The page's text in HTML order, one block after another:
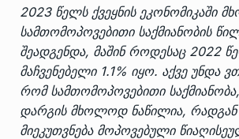
2023 წელს ქვეყნის ეკონომიკაში
სამთომოპოვებითი საქმიანობის
შეადგენდა, მაშინ როდესაც 2022
მაჩვენებელი 1.1% იყო. აქვე უნდა
რომ სამთომოპოვებითი
დარგის მხოლოდ ნაწილია, რადგან
მიეკუთვნება მოპოვებული